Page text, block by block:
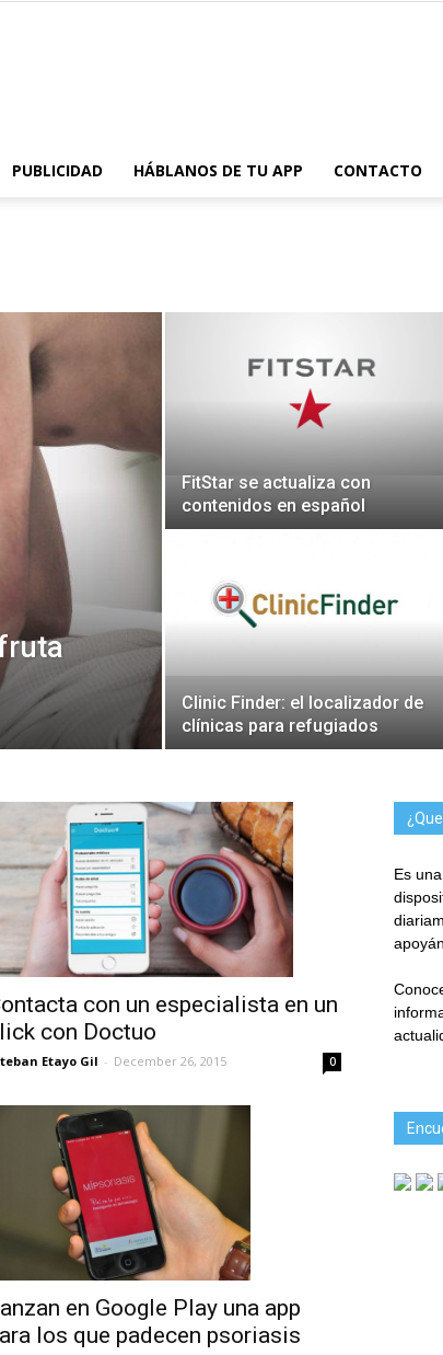
PUBLICIDAD HÁBLANOS DE TU APP CONTACTO
FitStar se actualiza con
contenidos en español
Clinic Finder: el localizador de
clínicas para refugiados
con un especialista en un
con Doctuo
Etayo Gil - December 26, 2015 0
en Google Play una app
los que padecen psoriasis
Es